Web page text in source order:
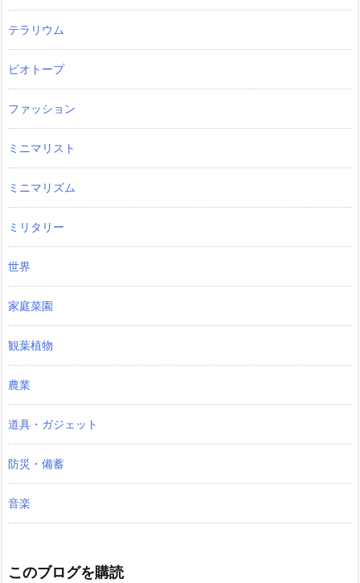
テラリウム
ビオトープ
ファッション
ミニマリスト
ミニマリズム
ミリタリー
世界
家庭菜園
観葉植物
農業
道具・ガジェット
防災・備蓄
音楽
このブログを購読